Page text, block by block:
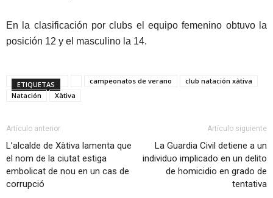
En la clasificación por clubs el equipo femenino obtuvo la
posición 12 y el masculino la 14.
ETIQUETAS campeonatos de verano
club natación xàtiva
Natación
Xàtiva
Artículo anterior
L’alcalde de Xàtiva lamenta que
el nom de la ciutat estiga
embolicat de nou en un cas de
corrupció
Artículo siguiente
La Guardia Civil detiene a un
individuo implicado en un delito
de homicidio en grado de
tentativa